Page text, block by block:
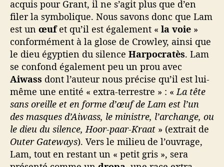
acquis pour Grant, il ne s’agit plus que d’en
filer la symbolique. Nous savons donc que Lam
est un œufet qu’il est également « la voie »
conformément à la glose de Crowley, ainsi que
le dieu égyptien du silence Harpocratès. Lam
se confond également peu un prou avec
Aiwass dont l’auteur nous précise qu’il est lui-
même une entité « extra-terrestre » : «La tête
sans oreille et en forme d’œuf de Lam est l’un
des masques d’Aiwass, le ministre, l’archange, ou
le dieu du silence, Hoor-paar-Kraat » (extrait de
Outer Gateways). Vers le milieu de l’ouvrage,
Lam, tout en restant un « petit gris », sera